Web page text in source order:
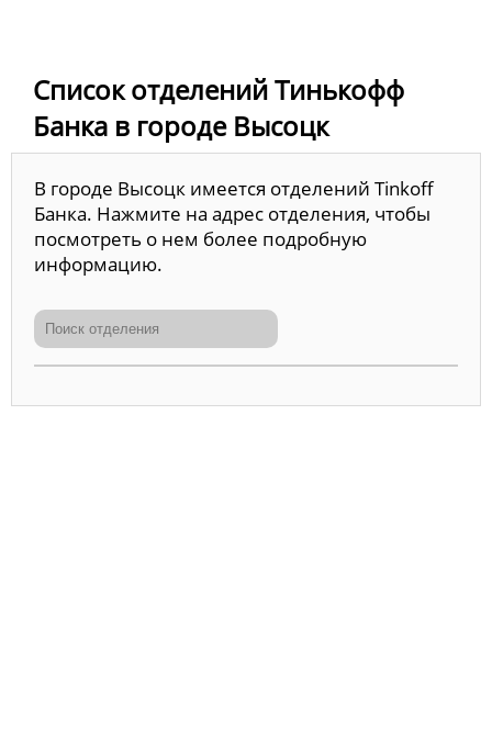
Список отделений Тинькофф
Банка в городе Высоцк
В городе Высоцк имеется отделений Tinkoff
Банка. Нажмите на адрес отделения, чтобы
посмотреть о нем более подробную
информацию.